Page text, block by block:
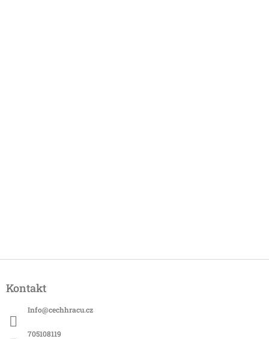
pKontakt
Info@cechhracu.cz
705108119